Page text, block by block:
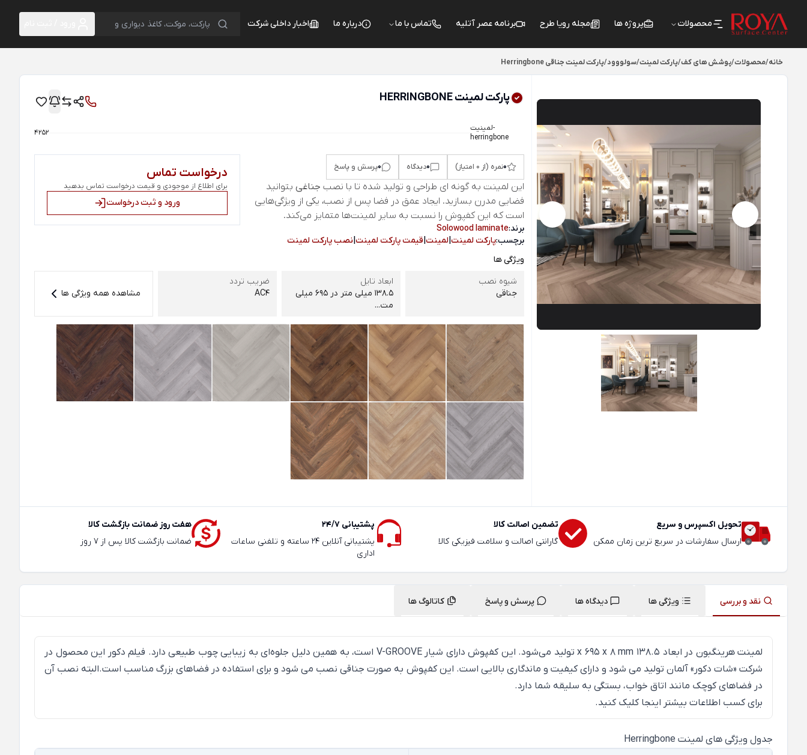
محصولات پروژه ها مجله رویا طرح برنامه عصر آتلیه تماس با ما درباره ما اخبار داخلی شرکت
خانه/محصولات/پوشش های کف/پارکت لمینت/سولووود/پارکت لمینت جناقی Herringbone
پارکت لمینت HERRINGBONE
لمینیت-
herringbone
4252
0نمره (از 0 امتیاز) 0دیدگاه 0پرسش و پاسخ
این لمینت به گونه ای طراحی و تولید شده تا با نصب جناغی بتوانید
فضایی مدرن بسازید. ایجاد عمق در فضا پس از نصب، یکی از ویژگی‌هایی
است که این کفپوش را نسبت به سایر لمینت‌ها متمایز می‌کند.
برند:Solowood laminate
برچسب:پارکت لمینت لمینت قیمت پارکت لمینت نصب پارکت لمینت
درخواست تماس
برای اطلاع از موجودی و قیمت درخواست تماس بدهید
ورود و ثبت درخواست
ویژگی ها
شیوه نصب
جناقی
ابعاد تایل
138.5 میلی متر در 695 میلی
مت...
ضریب تردد
AC4
مشاهده همه ویژگی ها
تحویل اکسپرس و سریع
ارسال سفارشات در سریع ترین زمان ممکن
تضمین اصالت کالا
گارانتی اصالت و سلامت فیزیکی کالا
پشتیبانی 24/7
پشتیبانی آنلاین 24 ساعته و تلفنی ساعات
اداری
هفت روز ضمانت بازگشت کالا
ضمانت بازگشت کالا پس از 7 روز
نقد و بررسی ویژگی ها دیدگاه ها پرسش و پاسخ کاتالوگ ها
لمینت هرینگبون در ابعاد 138.5 x 695 x 8 mm تولید می‌شود. این کفپوش دارای شیار V-GROOVE است، به همین دلیل جلوه‌ای به زیبایی چوب طبیعی دارد. فیلم دکور این محصول در
شرکت «شات دکور» آلمان تولید می شود و دارای کیفیت و ماندگاری بالایی است. این کفپوش به صورت جناقی نصب می شود و برای استفاده در فضاهای بزرگ مناسب است.البته نصب آن
در فضاهای کوچک مانند اتاق خواب، بستگی به سلیقه شما دارد.
برای کسب اطلاعات بیشتر اینجاکلیک کنید.
جدول ویژگی های لمینت Herringbone